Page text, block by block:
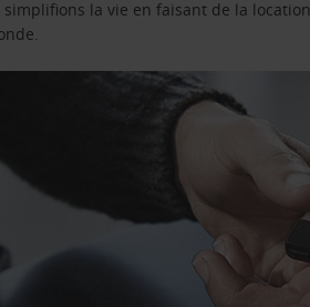
simplifions la vie en faisant de la